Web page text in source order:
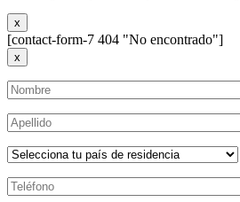
x
[contact-form-7 404 "No encontrado"]
x